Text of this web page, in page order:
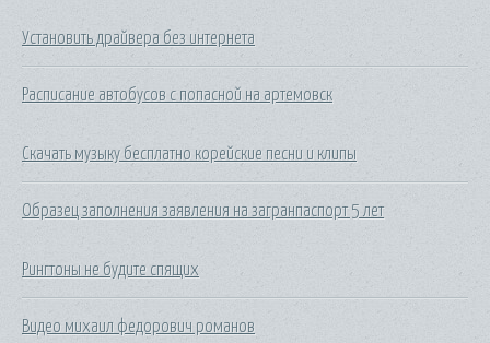
Установить драйвера без интернета
Расписание автобусов с попасной на артемовск
Скачать музыку бесплатно корейские песни и клипы
Образец заполнения заявления на загранпаспорт 5 лет
Рингтоны не будите спящих
Видео михаил федорович романов